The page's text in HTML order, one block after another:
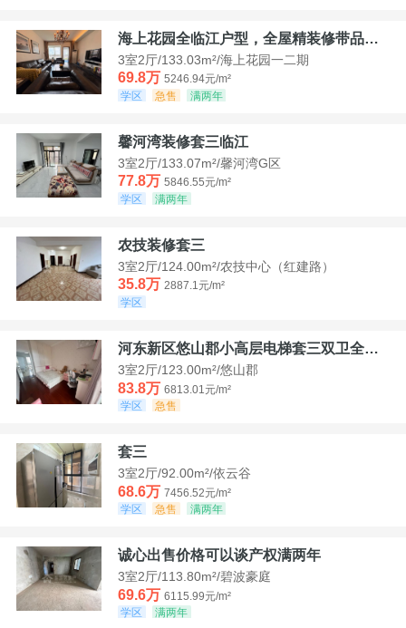
海上花园全临江户型，全屋精装修带品牌家具家电，诚意出售！
3室2厅/133.03m²/海上花园一二期
69.8万 5246.94元/m²
学区
急售 满两年
馨河湾装修套三临江
3室2厅/133.07m²/馨河湾G区
77.8万 5846.55元/m²
学区
满两年
农技装修套三
3室2厅/124.00m²/农技中心（红建路）
35.8万 2887.1元/m²
学区
河东新区悠山郡小高层电梯套三双卫全装带家具家电
3室2厅/123.00m²/悠山郡
83.8万 6813.01元/m²
学区
急售
套三
3室2厅/92.00m²/依云谷
68.6万 7456.52元/m²
学区
急售 满两年
诚心出售价格可以谈产权满两年
3室2厅/113.80m²/碧波豪庭
69.6万 6115.99元/m²
学区
满两年